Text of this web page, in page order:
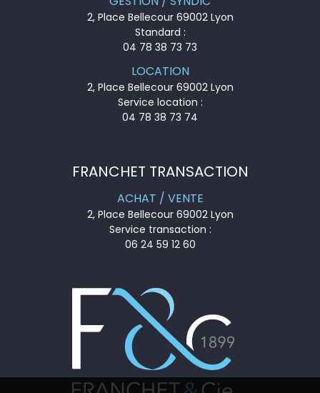
2, Place Bellecour 69002 Lyon
Standard :
04 78 38 73 73
LOCATION
2, Place Bellecour 69002 Lyon
Service location :
04 78 38 73 74
FRANCHET TRANSACTION
ACHAT / VENTE
2, Place Bellecour 69002 Lyon
Service transaction :
06 24 59 12 60